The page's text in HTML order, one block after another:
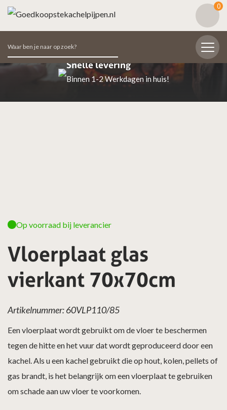
0
Zoeken
naar:
Beoordeeld met een 9.7
98% van de klanten beoordeeld ons positief
Vloerplaat glas
vierkant 70x70cm
Op voorraad bij leverancier
Artikelnummer: 60VLP110/85
Een vloerplaat wordt gebruikt om de vloer te beschermen
tegen de hitte en het vuur dat wordt geproduceerd door een
kachel. Als u een kachel gebruikt die op hout, kolen, pellets of
gas brandt, is het belangrijk om een vloerplaat te gebruiken
om schade aan uw vloer te voorkomen.